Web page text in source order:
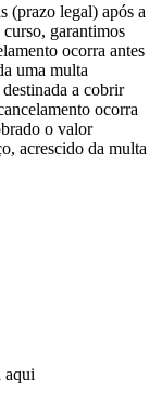
(prazo legal) após a
garantimos
ocorra antes
uma multa
a cobrir
ocorra
o valor
acrescido da multa
aqui